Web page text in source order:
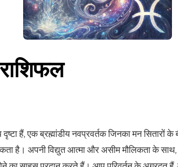
हैं, एक ब्रह्मांडीय नवप्रवर्तक जिनका मन सितारों
है। अपनी विद्युत आत्मा और असीम मौलिकता के